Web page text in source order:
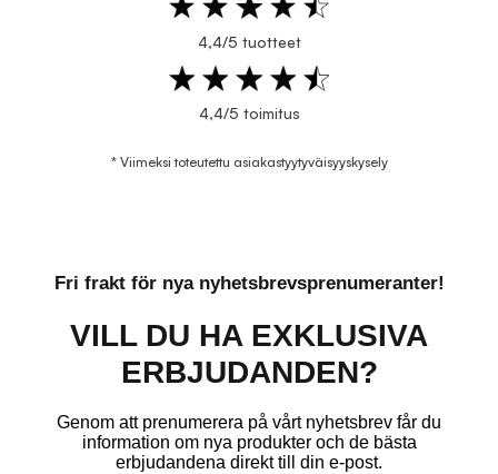
4,4/5 tuotteet
4,4/5 toimitus
* Viimeksi toteutettu asiakastyytyväisyyskysely
Fri frakt för nya nyhetsbrevsprenumeranter!
VILL DU HA EXKLUSIVA
ERBJUDANDEN?
Genom att prenumerera på vårt nyhetsbrev får du
information om nya produkter och de bästa
erbjudandena direkt till din e-post.